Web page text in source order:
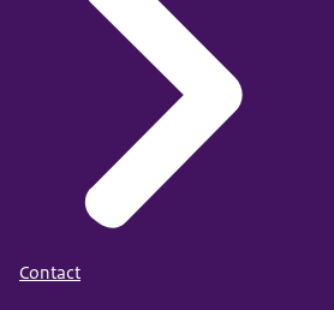
Contact